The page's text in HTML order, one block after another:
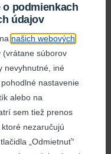
podmienkach
údajov
našich webových
(vrátane súborov
nevyhnutné, iné
nastavenie
alebo na
sem tiež prenos
nezaručujú
„Odmietnuť“
cvičenie
vpred. Jej cesta
rodiny a
svoj potenciál.
finančnú podporu
Od začiatku
S radosťou sme
dopriať sériu
ktoré by
zaboleli.